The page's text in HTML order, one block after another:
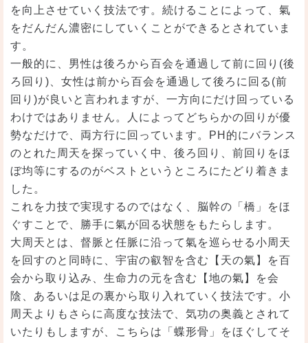
を向上させていく技法です。続けることによって、氣
をだんだん濃密にしていくことができるとされていま
す。
一般的に、男性は後ろから百会を通過して前に回り(後
ろ回り)、女性は前から百会を通過して後ろに回る(前
回り)が良いと言われますが、一方向にだけ回っている
わけではありません。人によってどちらかの回りが優
勢なだけで、両方行に回っています。PH的にバランス
のとれた周天を探っていく中、後ろ回り、前回りをほ
ぼ均等にするのがベストというところにたどり着きま
した。
これを力技で実現するのではなく、脳幹の「橋」をほ
ぐすことで、勝手に氣が回る状態をもたらします。
大周天とは、督脈と任脈に沿って氣を巡らせる小周天
を回すのと同時に、宇宙の叡智を含む【天の氣】を百
会から取り込み、生命力の元を含む【地の氣】を会
陰、あるいは足の裏から取り入れていく技法です。小
周天よりもさらに高度な技法で、気功の奥義とされて
いたりもしますが、こちらは「蝶形骨」をほぐしてそ